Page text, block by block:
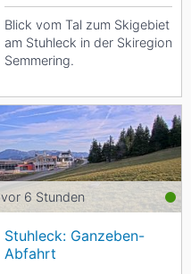
Blick vom Tal zum Skigebiet
am Stuhleck in der Skiregion
Semmering.
vor 6 Stunden
Stuhleck: Ganzeben-
Abfahrt